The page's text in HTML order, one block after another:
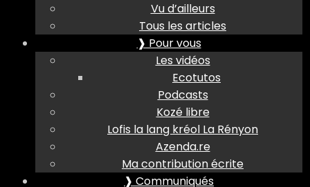
Vu d’ailleurs
Tous les articles
❱ Pour vous
Les vidéos
Ecotutos
Podcasts
Kozé libre
Lofis la lang kréol La Rényon
Azenda.re
Ma contribution écrite
❱ Communiqués